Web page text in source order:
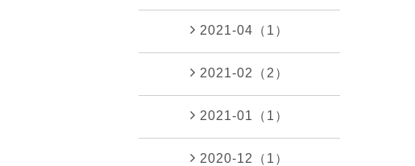
2021-04（1）
2021-02（2）
2021-01（1）
2020-12（1）